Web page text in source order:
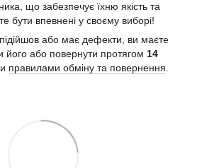
що забезпечує їхню якість та
бути впевнені у своєму виборі!
або має дефекти, ви маєте
його або повернути протягом 14
правилами обміну та повернення